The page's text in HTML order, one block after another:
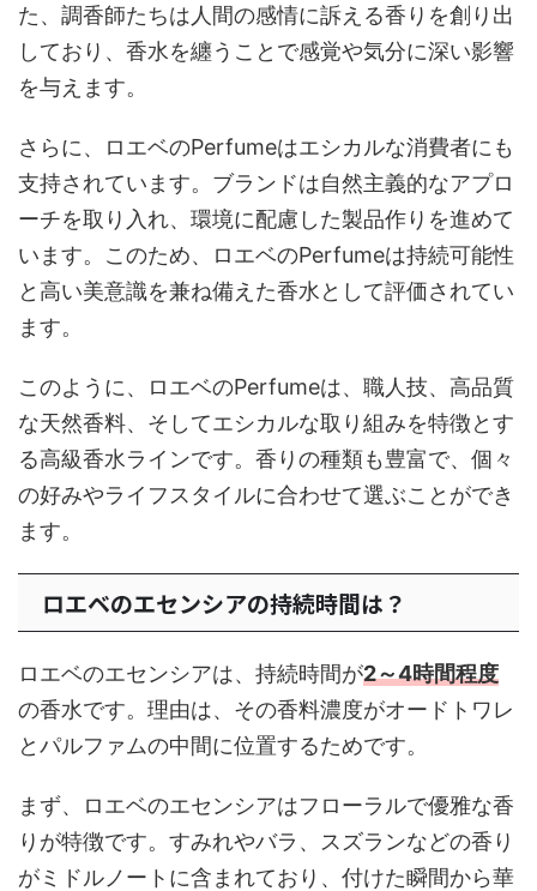
た、調香師たちは人間の感情に訴える香りを創り出
しており、香水を纏うことで感覚や気分に深い影響
を与えます。
さらに、ロエベのPerfumeはエシカルな消費者にも
支持されています。ブランドは自然主義的なアプロ
ーチを取り入れ、環境に配慮した製品作りを進めて
います。このため、ロエベのPerfumeは持続可能性
と高い美意識を兼ね備えた香水として評価されてい
ます。
このように、ロエベのPerfumeは、職人技、高品質
な天然香料、そしてエシカルな取り組みを特徴とす
る高級香水ラインです。香りの種類も豊富で、個々
の好みやライフスタイルに合わせて選ぶことができ
ます。
ロエベのエセンシアの持続時間は？
ロエベのエセンシアは、持続時間が2～4時間程度
の香水です。理由は、その香料濃度がオードトワレ
とパルファムの中間に位置するためです。
まず、ロエベのエセンシアはフローラルで優雅な香
りが特徴です。すみれやバラ、スズランなどの香り
がミドルノートに含まれており、付けた瞬間から華